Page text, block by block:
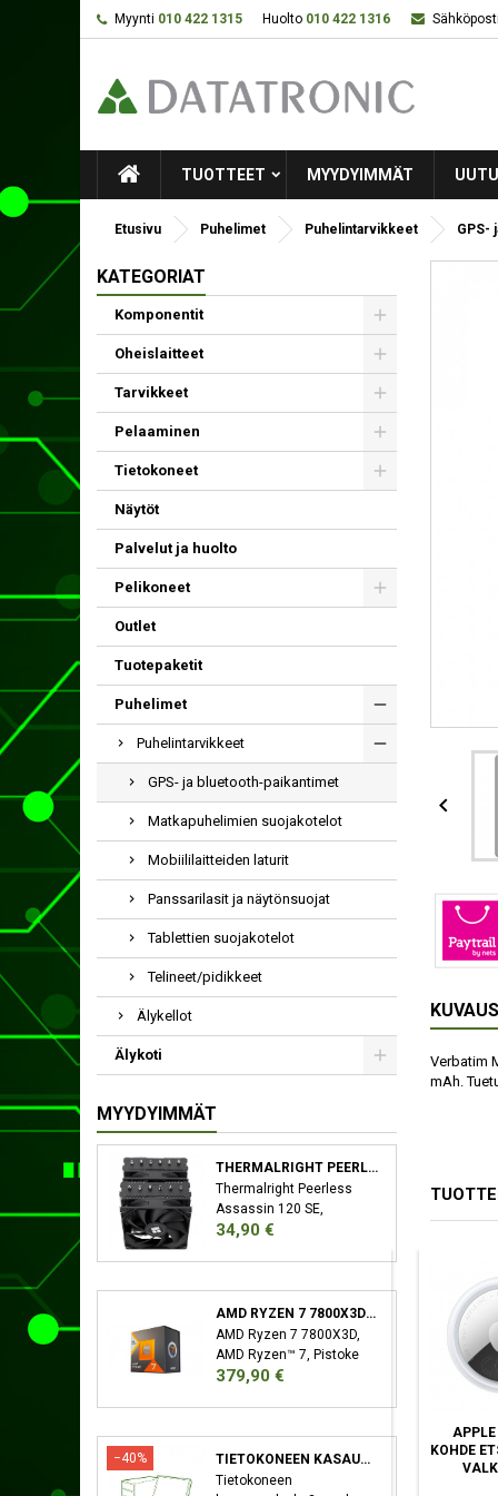
Myynti 010 422 1315 Huolto 010 422 1316
TUOTTEET MYYDYIMMÄT
Etusivu Puhelimet Puhelintarvikkeet GPS-
KATEGORIAT
Komponentit
Oheislaitteet
Tarvikkeet
Pelaaminen
Tietokoneet
Näytöt
Palvelut ja huolto
Pelikoneet
Outlet
Tuotepaketit
Puhelimet
Puhelintarvikkeet
GPS- ja bluetooth-paikantimet
Matkapuhelimien suojakotelot
Mobiililaitteiden laturit
Panssarilasit ja näytönsuojat
Tablettien suojakotelot
Telineet/pidikkeet
Älykellot
Älykoti
MYYDYIMMÄT
THERMALRIGHT PEERLESS ASSASSIN 120 SE SUORITIN JÄÄHDYTYSLEVY/JÄÄHDYTIN 12 CM MUSTA
Thermalright Peerless
Assassin 120 SE,
Jäähdytyslevy/jäähdytin,
Hinta
34,90 €
AMD RYZEN 7 7800X3D SUORITIN 4,2 GHZ 96 MB L3 LAATIKKO
AMD Ryzen 7 7800X3D,
AMD Ryzen™ 7, Pistoke
AM5, 5 nm, AMD,
Hinta
379,90 €
−40%
TIETOKONEEN KASAUSPALVELU
Tietokoneen

KUVAUS
Verbatim
mAh.
AQIILA 406073 GPS-
SEURANTALAITE JA -
ETSIN UNIVERSAALI
MUSTA
CELLY
SMARTFINDERBK
AVAINTEN
PAIKANNIN MUSTA
KOHDE